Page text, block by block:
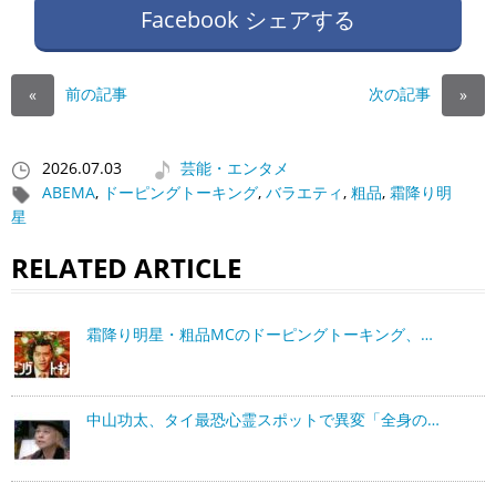
Facebook シェアする
« 前の記事 次の記事 »
2026.07.03
芸能・エンタメ
ABEMA, ドーピングトーキング, バラエティ, 粗品, 霜降り明
星
RELATED ARTICLE
霜降り明星・粗品MCのドーピングトーキング、…
中山功太、タイ最恐心霊スポットで異変「全身の…